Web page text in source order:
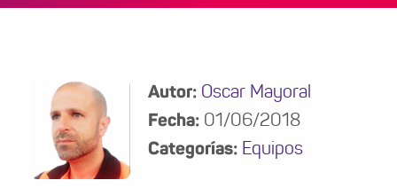
Autor: Oscar Mayoral
Fecha: 01/06/2018
Categorías: Equipos